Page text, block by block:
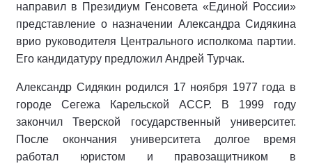
направил в Президиум Генсовета «Единой России»
представление о назначении Александра Сидякина
врио руководителя Центрального исполкома партии.
Его кандидатуру предложил Андрей Турчак.
Александр Сидякин родился 17 ноября 1977 года в
городе Сегежа Карельской АССР. В 1999 году
закончил Тверской государственный университет.
После окончания университета долгое время
работал юристом и правозащитником в